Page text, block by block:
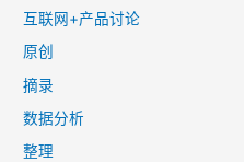
互联网+产品讨论
原创
摘录
数据分析
整理